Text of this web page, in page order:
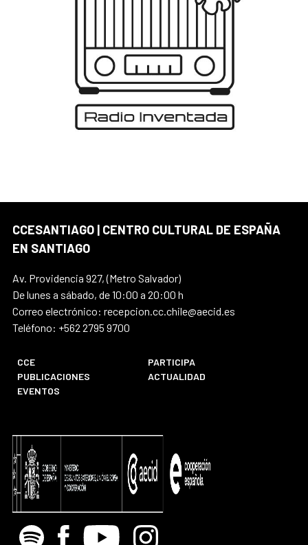
CCESANTIAGO | CENTRO CULTURAL DE ESPAÑA
EN SANTIAGO
Av. Providencia 927, (Metro Salvador)
De lunes a sábado, de 10:00 a 20:00 h
Correo electrónico: recepcion.cc.chile@aecid.es
Teléfono: +562 2795 9700
CCE
PARTICIPA
PUBLICACIONES
ACTUALIDAD
EVENTOS
Spotify Facebook
Youtube Instagram